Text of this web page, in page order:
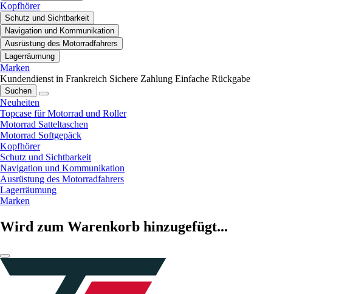
Kopfhörer
Schutz und Sichtbarkeit
Navigation und Kommunikation
Ausrüstung des Motorradfahrers
Lagerräumung
Marken
Kundendienst in Frankreich Sichere Zahlung Einfache Rückgabe
Suchen
Neuheiten
Topcase für Motorrad und Roller
Motorrad Satteltaschen
Motorrad Softgepäck
Kopfhörer
Schutz und Sichtbarkeit
Navigation und Kommunikation
Ausrüstung des Motorradfahrers
Lagerräumung
Marken
Wird zum Warenkorb hinzugefügt...